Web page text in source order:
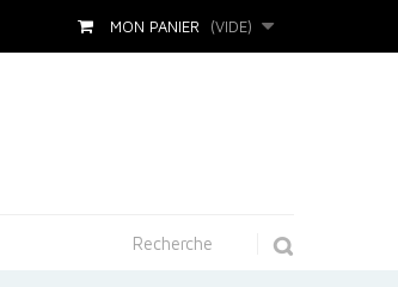
MON PANIER (VIDE)